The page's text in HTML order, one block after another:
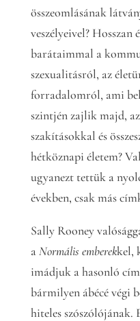
összeomlásának
veszélyeivel? Hosszan
barátaimmal a
szexualitásról, az
forradalomról, ami
szintjén zajlik majd,
szakításokkal és
hétköznapi életem?
ugyanezt tettük a
években, csak más
Sally Rooney
aNormális emberekkel,
imádjuk a hasonló
bármilyen ábécé végi
hiteles szószólójának.